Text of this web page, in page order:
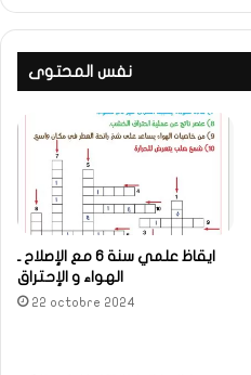
نفس المحتوى
ايقاظ علمي سنة 6 مع الإصلاح ـ
الهواء و الإحتراق
22 octobre 2024